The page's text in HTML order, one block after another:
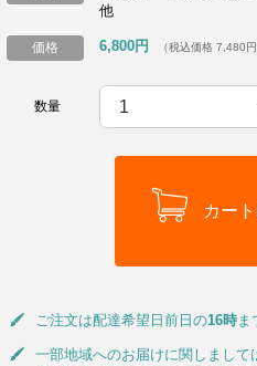
他
価格 6,800円 （税込価格 7,480円
数量
ご注文は配達希望日前日の16時ま
一部地域へのお届けに関しまして